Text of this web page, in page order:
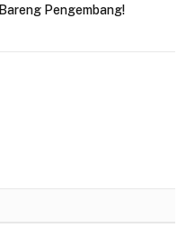
Bareng Pengembang!